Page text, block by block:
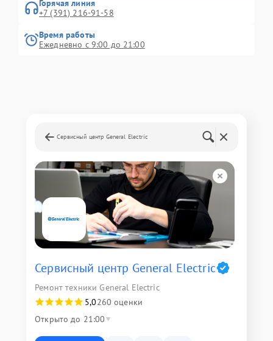
Горячая линия
+7 (391) 216-91-58
Время работы
Ежедневно с 9:00 до 21:00
Сервисный центр General Electric
Сервисный центр General Electric
Ремонт техники General Electric
5,0260 оценки
Открыто до 21:00